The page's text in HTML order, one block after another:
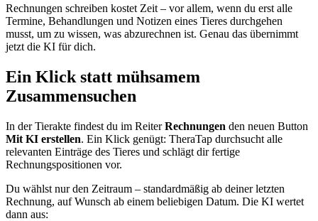
Rechnungen schreiben kostet Zeit – vor allem, wenn du erst alle
Termine, Behandlungen und Notizen eines Tieres durchgehen
musst, um zu wissen, was abzurechnen ist. Genau das übernimmt
jetzt die KI für dich.
Ein Klick statt mühsamem
Zusammensuchen
In der Tierakte findest du im ReiterRechnungen den neuen Button
Mit KI erstellen. Ein Klick genügt: TheraTap durchsucht alle
relevanten Einträge des Tieres und schlägt dir fertige
Rechnungspositionen vor.
Du wählst nur den Zeitraum – standardmäßig ab deiner letzten
Rechnung, auf Wunsch ab einem beliebigen Datum. Die KI wertet
dann aus: